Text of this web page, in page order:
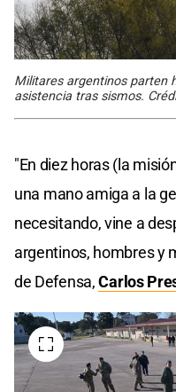
Militares argentinos parten
asistencia tras sismos.
"En diez horas (la
una mano amiga a la
necesitando, vine a
argentinos, hombres y
de Defensa,Carlos